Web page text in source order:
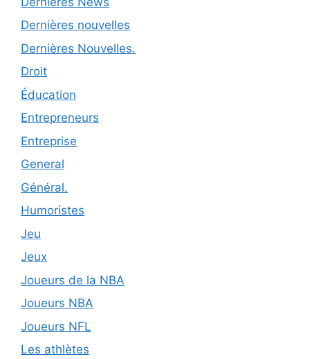
Dernières nouvelles
Dernières Nouvelles.
Droit
Éducation
Entrepreneurs
Entreprise
General
Général.
Humoristes
Jeu
Jeux
Joueurs de la NBA
Joueurs NBA
Joueurs NFL
Les athlètes